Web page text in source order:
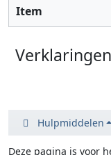
Item
Verklaringen
Hulpmiddelen
Deze pagina is voor